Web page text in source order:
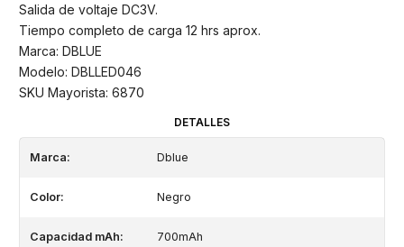
Salida de voltaje DC3V.
Tiempo completo de carga 12 hrs aprox.
Marca: DBLUE
Modelo: DBLLED046
SKU Mayorista: 6870
DETALLES
Marca: Dblue
Color: Negro
Capacidad mAh: 700mAh